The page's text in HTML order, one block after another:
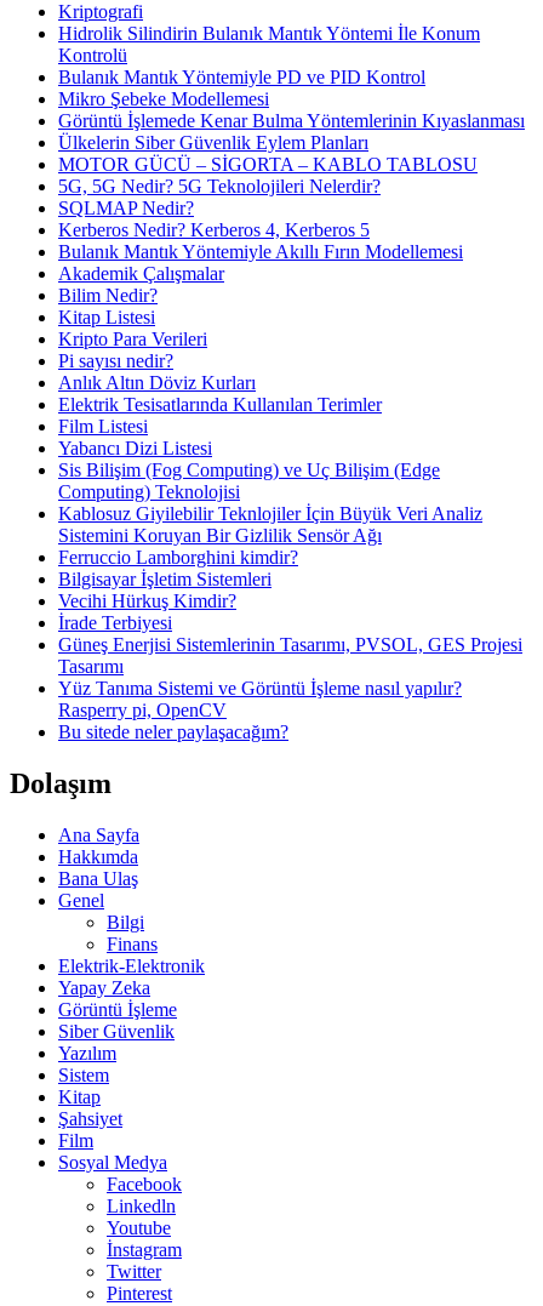
Kriptografi
Hidrolik Silindirin Bulanık Mantık Yöntemi İle Konum
Kontrolü
Bulanık Mantık Yöntemiyle PD ve PID Kontrol
Mikro Şebeke Modellemesi
Görüntü İşlemede Kenar Bulma Yöntemlerinin Kıyaslanması
Ülkelerin Siber Güvenlik Eylem Planları
MOTOR GÜCÜ – SİGORTA – KABLO TABLOSU
5G, 5G Nedir? 5G Teknolojileri Nelerdir?
SQLMAP Nedir?
Kerberos Nedir? Kerberos 4, Kerberos 5
Bulanık Mantık Yöntemiyle Akıllı Fırın Modellemesi
Akademik Çalışmalar
Bilim Nedir?
Kitap Listesi
Kripto Para Verileri
Pi sayısı nedir?
Anlık Altın Döviz Kurları
Elektrik Tesisatlarında Kullanılan Terimler
Film Listesi
Yabancı Dizi Listesi
Sis Bilişim (Fog Computing) ve Uç Bilişim (Edge
Computing) Teknolojisi
Kablosuz Giyilebilir Teknlojiler İçin Büyük Veri Analiz
Sistemini Koruyan Bir Gizlilik Sensör Ağı
Ferruccio Lamborghini kimdir?
Bilgisayar İşletim Sistemleri
Vecihi Hürkuş Kimdir?
İrade Terbiyesi
Güneş Enerjisi Sistemlerinin Tasarımı, PVSOL, GES Projesi
Tasarımı
Yüz Tanıma Sistemi ve Görüntü İşleme nasıl yapılır?
Rasperry pi, OpenCV
Bu sitede neler paylaşacağım?
Dolaşım
Ana Sayfa
Hakkımda
Bana Ulaş
Genel
Bilgi
Finans
Elektrik-Elektronik
Yapay Zeka
Görüntü İşleme
Siber Güvenlik
Yazılım
Sistem
Kitap
Şahsiyet
Film
Sosyal Medya
Facebook
Linkedln
Youtube
İnstagram
Twitter
Pinterest